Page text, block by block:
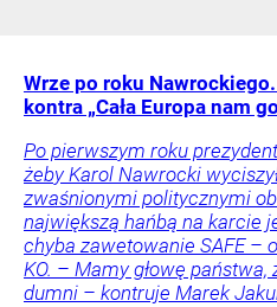
Wrze po roku
kontra „Cała Europa nam
Po pierwszym roku
żeby Karol Nawrocki
zwaśnionymi politycznymi
największą hańbą na karcie
chyba zawetowanie SAFE –
KO. – Mamy głowę
dumni – kontruje Marek